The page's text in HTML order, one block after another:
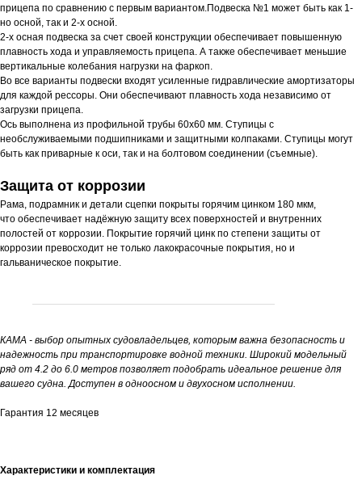
прицепа по сравнению с первым вариантом.Подвеска №1 может быть как 1-
но осной, так и 2-х осной.
2-х осная подвеска за счет своей конструкции обеспечивает повышенную
плавность хода и управляемость прицепа. А также обеспечивает меньшие
вертикальные колебания нагрузки на фаркоп.
Во все варианты подвески входят усиленные гидравлические амортизаторы
для каждой рессоры. Они обеспечивают плавность хода независимо от
загрузки прицепа.
Ось выполнена из профильной трубы 60х60 мм. Ступицы с
необслуживаемыми подшипниками и защитными колпаками. Ступицы могут
быть как приварные к оси, так и на болтовом соединении (съемные).
Защита от коррозии
Рама, подрамник и детали сцепки покрыты горячим цинком 180 мкм,
что обеспечивает надёжную защиту всех поверхностей и внутренних
полостей от коррозии. Покрытие горячий цинк по степени защиты от
коррозии превосходит не только лакокрасочные покрытия, но и
гальваническое покрытие.
КАМА - выбор опытных судовладельцев, которым важна безопасность и
надежность при транспортировке водной техники. Широкий модельный
ряд от 4.2 до 6.0 метров позволяет подобрать идеальное решение для
вашего судна. Доступен в одноосном и двухосном исполнении.
Гарантия 12 месяцев
Характеристики и комплектация